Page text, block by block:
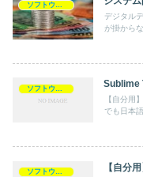
デジタル
が掛から
Sublime
【自分用
でも日本
ソフトウェア 【自分